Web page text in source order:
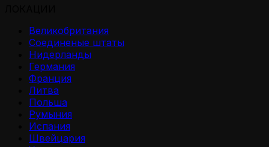
Великобритания
Соединеные штаты
Нидерланды
Германия
Франция
Литва
Польша
Румыния
Испания
Швейцария